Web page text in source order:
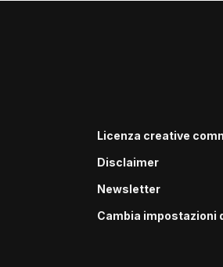
Licenza creative
Disclaimer
Newsletter
Cambia impostazioni